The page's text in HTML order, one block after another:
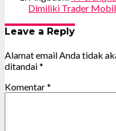
Dimiliki Trader
Leave a Reply
Alamat email Anda tidak
ditandai*
Komentar*